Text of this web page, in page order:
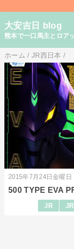
大安吉日 blog
熊本で一口馬主とロア
ホーム / JR西日本 /
2015年7月24日金曜日
500 TYPE EVA
JR